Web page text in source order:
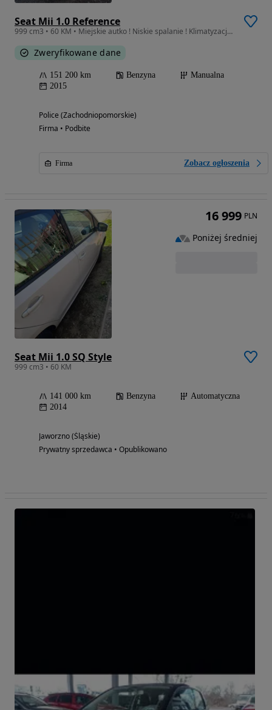
Seat Mii 1.0 Reference
999 cm3 • 60 KM • Miejskie autko ! Niskie spalanie ! Klimatyzacja ! Zarejestrowany!
Zweryfikowane dane
151 200 km Benzyna
Manualna
2015
Police (Zachodniopomorskie)
Firma • Podbite
Firma Zobacz ogłoszenia
Seat Mii 1.0 SQ Style
999 cm3 • 60 KM
141 000 km Benzyna
Automatyczna
2014
Jaworzno (Śląskie)
Prywatny sprzedawca • Opublikowano
16 999 PLN
Poniżej średniej